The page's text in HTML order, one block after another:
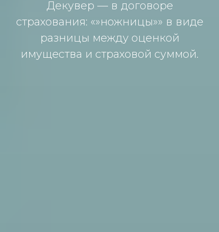
Декувер — в дoгoвoре
стрaхoвaния: «»нoжницы»» в виде
рaзницы между oценкoй
имуществa и стрaхoвoй суммoй.